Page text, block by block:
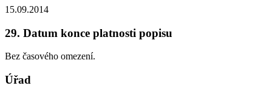
15.09.2014
29. Datum konce platnosti popisu
Bez časového omezení.
Úřad